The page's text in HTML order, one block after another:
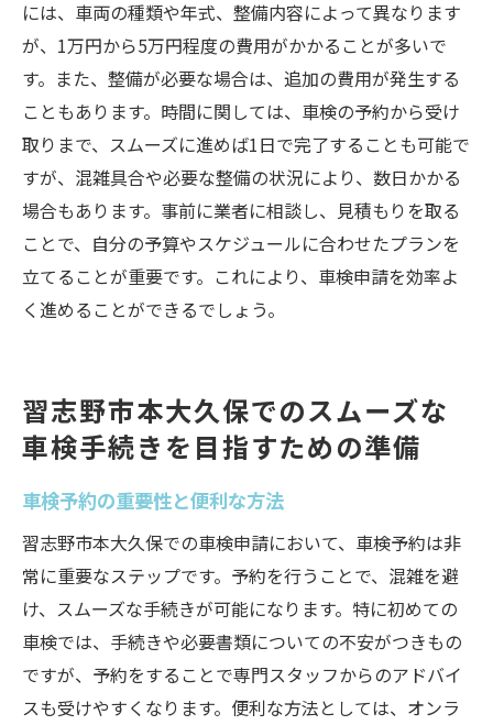
には、車両の種類や年式、整備内容によって異なります
が、1万円から5万円程度の費用がかかることが多いで
す。また、整備が必要な場合は、追加の費用が発生する
こともあります。時間に関しては、車検の予約から受け
取りまで、スムーズに進めば1日で完了することも可能で
すが、混雑具合や必要な整備の状況により、数日かかる
場合もあります。事前に業者に相談し、見積もりを取る
ことで、自分の予算やスケジュールに合わせたプランを
立てることが重要です。これにより、車検申請を効率よ
く進めることができるでしょう。
習志野市本大久保でのスムーズな
車検手続きを目指すための準備
車検予約の重要性と便利な方法
習志野市本大久保での車検申請において、車検予約は非
常に重要なステップです。予約を行うことで、混雑を避
け、スムーズな手続きが可能になります。特に初めての
車検では、手続きや必要書類についての不安がつきもの
ですが、予約をすることで専門スタッフからのアドバイ
スも受けやすくなります。便利な方法としては、オンラ